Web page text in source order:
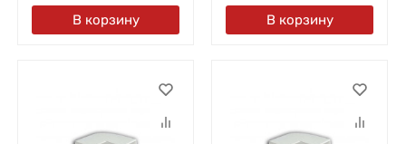
В корзину В корзину